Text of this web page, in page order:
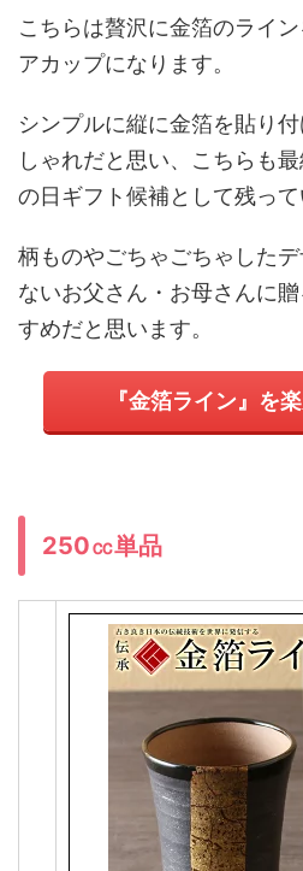
こちらは贅沢に金箔のライ
アカップになります。
シンプルに縦に金箔を貼り
しゃれだと思い、こちらも
の日ギフト候補として残って
柄ものやごちゃごちゃした
ないお父さん・お母さんに
すめだと思います。
『金箔ライン』を
250㏄単品